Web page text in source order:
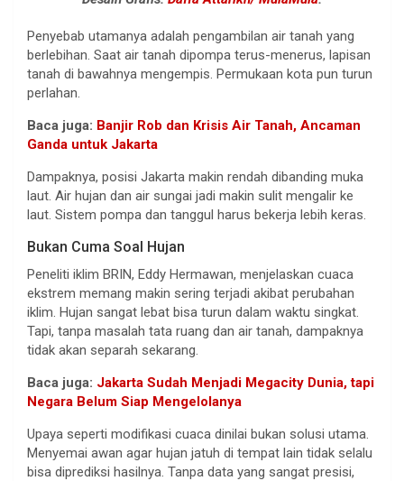
Penyebab utamanya adalah pengambilan air tanah yang
berlebihan. Saat air tanah dipompa terus-menerus, lapisan
tanah di bawahnya mengempis. Permukaan kota pun turun
perlahan.
Baca juga: Banjir Rob dan Krisis Air Tanah, Ancaman
Ganda untuk Jakarta
Dampaknya, posisi Jakarta makin rendah dibanding muka
laut. Air hujan dan air sungai jadi makin sulit mengalir ke
laut. Sistem pompa dan tanggul harus bekerja lebih keras.
Bukan Cuma Soal Hujan
Peneliti iklim BRIN, Eddy Hermawan, menjelaskan cuaca
ekstrem memang makin sering terjadi akibat perubahan
iklim. Hujan sangat lebat bisa turun dalam waktu singkat.
Tapi, tanpa masalah tata ruang dan air tanah, dampaknya
tidak akan separah sekarang.
Baca juga: Jakarta Sudah Menjadi Megacity Dunia, tapi
Negara Belum Siap Mengelolanya
Upaya seperti modifikasi cuaca dinilai bukan solusi utama.
Menyemai awan agar hujan jatuh di tempat lain tidak selalu
bisa diprediksi hasilnya. Tanpa data yang sangat presisi,